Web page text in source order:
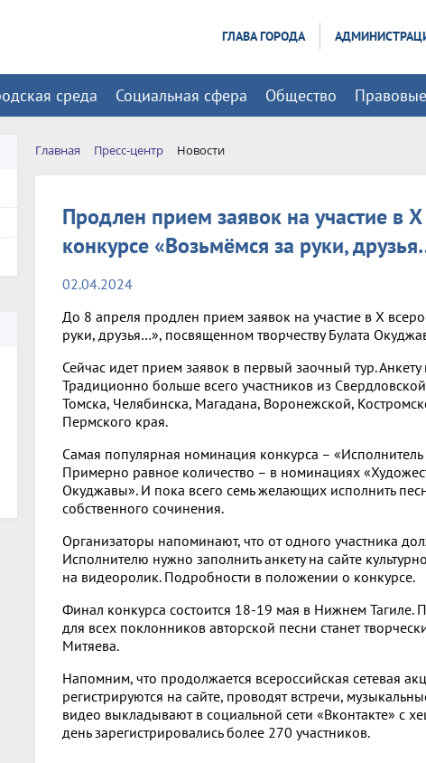
ГЛАВА ГОРОДА
среда Социальная сфера Общество
Главная Пресс-центр Новости
Продлен прием заявок на участие в
конкурсе «Возьмёмся за руки,
02.04.2024
До 8 апреля продлен прием заявок на участие в X
руки, друзья…», посвященном творчеству Булата
Сейчас идет прием заявок в первый заочный тур.
Традиционно больше всего участников из
Томска, Челябинска, Магадана, Воронежской,
Пермского края.
Самая популярная номинация конкурса –
Примерно равное количество – в номинациях
Окуджавы». И пока всего семь желающих исполнить
собственного сочинения.
Организаторы напоминают, что от одного участника
Исполнителю нужно заполнить анкету на сайте
на видеоролик. Подробности в положении о конкурсе.
Финал конкурса состоится 18-19 мая в Нижнем Тагиле.
для всех поклонников авторской песни станет
Митяева.
Напомним, что продолжается всероссийская сетевая
регистрируются на сайте, проводят встречи,
видео выкладывают в социальной сети «Вконтакте» с
день зарегистрировались более 270 участников.